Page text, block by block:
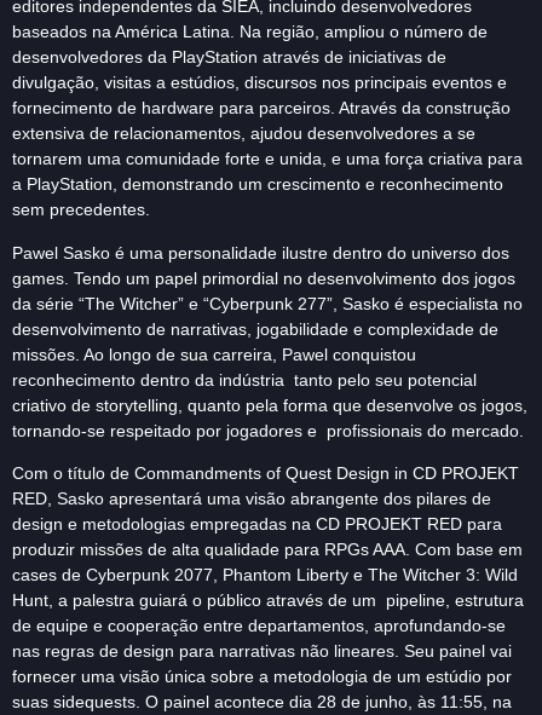
editores independentes da SIEA, incluindo desenvolvedores
baseados na América Latina. Na região, ampliou o número de
desenvolvedores da PlayStation através de iniciativas de
divulgação, visitas a estúdios, discursos nos principais eventos e
fornecimento de hardware para parceiros. Através da construção
extensiva de relacionamentos, ajudou desenvolvedores a se
tornarem uma comunidade forte e unida, e uma força criativa para
a PlayStation, demonstrando um crescimento e reconhecimento
sem precedentes.
Pawel Sasko é uma personalidade ilustre dentro do universo dos
games. Tendo um papel primordial no desenvolvimento dos jogos
da série “The Witcher” e “Cyberpunk 277”, Sasko é especialista no
desenvolvimento de narrativas, jogabilidade e complexidade de
missões. Ao longo de sua carreira, Pawel conquistou
reconhecimento dentro da indústria tanto pelo seu potencial
criativo de storytelling, quanto pela forma que desenvolve os jogos,
tornando-se respeitado por jogadores e profissionais do mercado.
Com o título de Commandments of Quest Design in CD PROJEKT
RED, Sasko apresentará uma visão abrangente dos pilares de
design e metodologias empregadas na CD PROJEKT RED para
produzir missões de alta qualidade para RPGs AAA. Com base em
cases de Cyberpunk 2077, Phantom Liberty e The Witcher 3: Wild
Hunt, a palestra guiará o público através de um pipeline, estrutura
de equipe e cooperação entre departamentos, aprofundando-se
nas regras de design para narrativas não lineares. Seu painel vai
fornecer uma visão única sobre a metodologia de um estúdio por
suas sidequests. O painel acontece dia 28 de junho, às 11:55, na